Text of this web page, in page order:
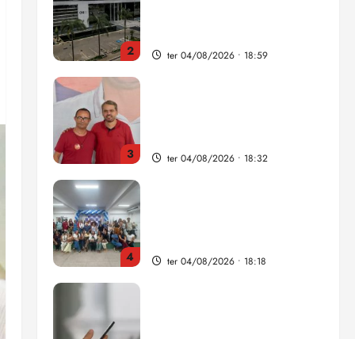
3 ter 04/08/2026 • 18:32
4 ter 04/08/2026 • 18:18
5